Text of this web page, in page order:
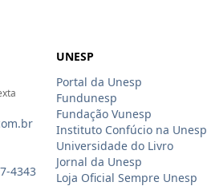
4343
UNESP
Portal da Unesp
Fundunesp
Fundação Vunesp
Instituto Confúcio na Unesp
Universidade do Livro
Jornal da Unesp
Loja Oficial Sempre Unesp